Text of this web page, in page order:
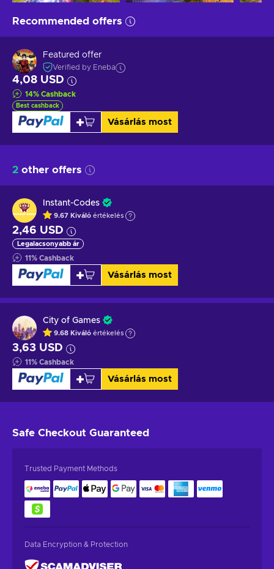
Recommended offers
Featured offer
Verified by Eneba
4,08 USD
14% Cashback
Best cashback
Vásárlás most
2 other offers
Instant-Codes
9.67 Kiváló értékelés
2,46 USD
Legalacsonyabb ár
11% Cashback
Vásárlás most
City of Games
9.68 Kiváló értékelés
3,63 USD
11% Cashback
Vásárlás most
Safe Checkout Guaranteed
Trusted Payment Methods
Data Encryption & Protection